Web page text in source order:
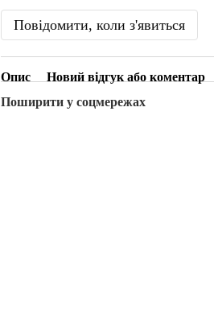
Повідомити, коли з'явиться
Опис
Новий відгук або коментар
Поширити у соцмережах